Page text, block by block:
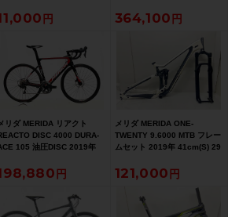
より配送）
12x100/142mm 700C（サイ
クルパラダイス大阪より配
364,100
メリダ MERIDA リアクト
DISC 4000 DURA-
105 油圧DISC 2019年
ブラックチームレプリカ
メリダ MERIDA ONE-
TWENTY 9.6000 MTB フレー
ムセット 2019年 41cm(S) 29
121,000